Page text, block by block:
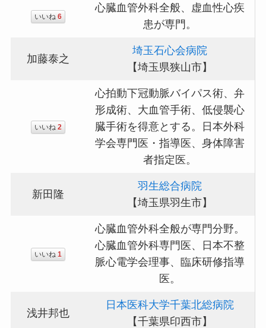
いいね 6
心臓血管外科全般、虚血性心疾
患が専門。
加藤泰之
埼玉石心会病院
【埼玉県狭山市】
いいね 2
心拍動下冠動脈バイパス術、弁
形成術、大血管手術、低侵襲心
臓手術を得意とする。日本外科
学会専門医・指導医、身体障害
者指定医。
新田隆
羽生総合病院
【埼玉県羽生市】
いいね 1
心臓血管外科全般が専門分野。
心臓血管外科専門医、日本不整
脈心電学会理事、臨床研修指導
医。
浅井邦也
日本医科大学千葉北総病院
【千葉県印西市】